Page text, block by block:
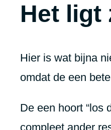
Het ligt
Hier is wat bijna
omdat de een
De een hoort “los
compleet ander